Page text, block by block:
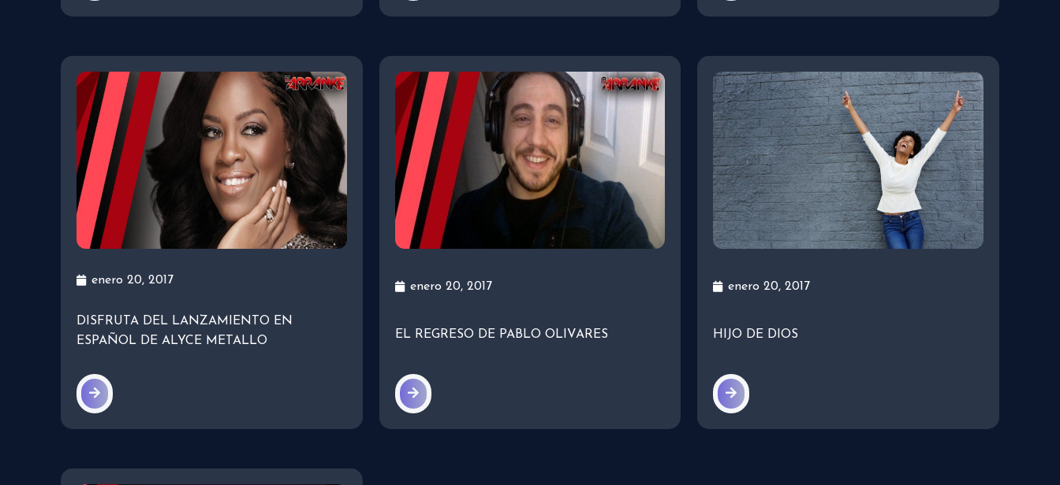
enero 20, 2017
DISFRUTA DEL LANZAMIENTO EN
ESPAÑOL DE ALYCE METALLO
enero 20, 2017
EL REGRESO DE PABLO OLIVARES
enero 20, 2017
HIJO DE DIOS